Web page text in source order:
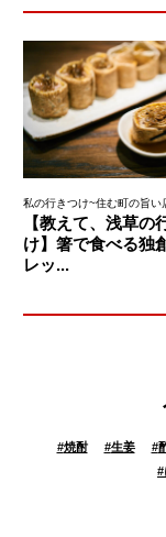
私の行きつけ~住む町の旨い
【教えて、浅草の
け】箸で食べる独
レッ...
#焼酎 #生姜 #
#